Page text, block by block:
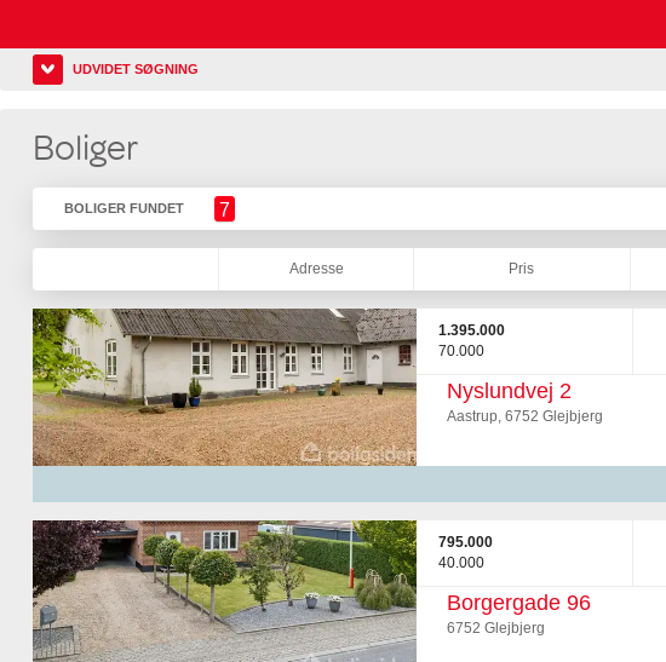
UDVIDET SØGNING
Boliger
BOLIGER FUNDET 7
Adresse Pris
1.395.000
70.000
Nyslundvej 2
Aastrup, 6752 Glejbjerg
795.000
40.000
Borgergade 96
6752 Glejbjerg